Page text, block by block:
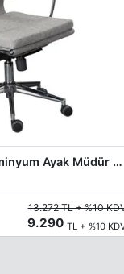
Luxera Minderli Alüminyum Ayak Müdür Koltuğu
13.272 TL + %10
9.290 TL + %10